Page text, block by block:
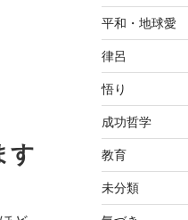
す
平和・地球愛
律呂
悟り
成功哲学
教育
未分類